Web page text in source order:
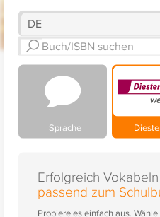
Sprache
Erfolgreich
passend zum
Probiere es einfach aus.